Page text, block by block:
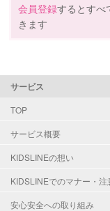
会員登録するとすべ
きます
サービス
TOP
サービス概要
KIDSLINEの想い
KIDSLINEでのマナー・注
安心安全への取り組み